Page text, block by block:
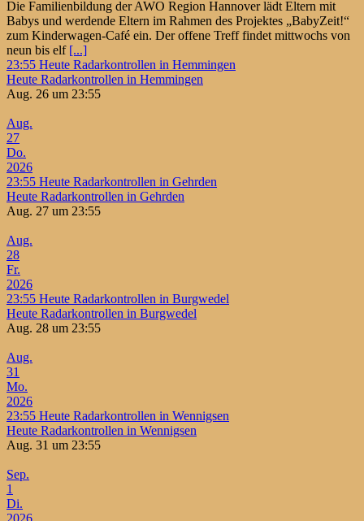
Die Familienbildung der AWO Region Hannover lädt Eltern mit
Babys und werdende Eltern im Rahmen des Projektes „BabyZeit!“
zum Kinderwagen-Café ein. Der offene Treff findet mittwochs von
neun bis elf [...]
23:55 Heute Radarkontrollen in Hemmingen
Heute Radarkontrollen in Hemmingen
Aug. 26 um 23:55
Aug.
27
Do.
2026
23:55 Heute Radarkontrollen in Gehrden
Heute Radarkontrollen in Gehrden
Aug. 27 um 23:55
Aug.
28
Fr.
2026
23:55 Heute Radarkontrollen in Burgwedel
Heute Radarkontrollen in Burgwedel
Aug. 28 um 23:55
Aug.
31
Mo.
2026
23:55 Heute Radarkontrollen in Wennigsen
Heute Radarkontrollen in Wennigsen
Aug. 31 um 23:55
Sep.
1
Di.
2026